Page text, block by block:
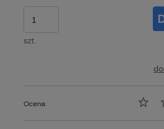
szt.
Ocena: